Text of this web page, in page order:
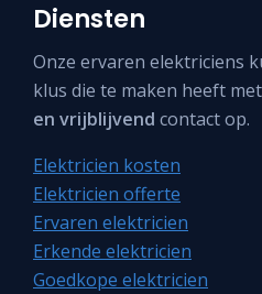
Diensten
Onze ervaren elektriciens
klus die te maken heeft
en vrijblijvend contact op.
Elektricien kosten
Elektricien offerte
Ervaren elektricien
Erkende elektricien
Goedkope elektricien